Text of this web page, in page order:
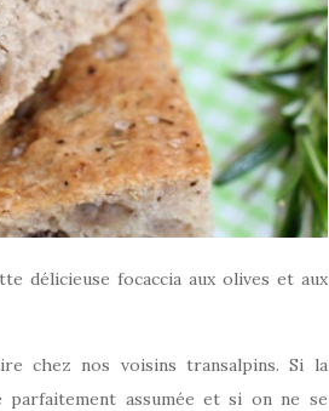
délicieuse focaccia aux olives et aux
chez nos voisins transalpins. Si la
parfaitement assumée et si on ne se